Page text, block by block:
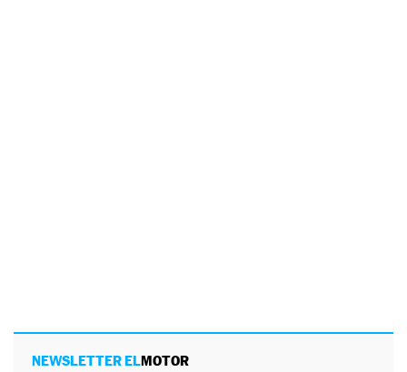
NEWSLETTER ELMOTOR